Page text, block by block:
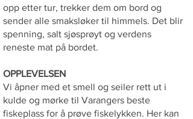
opp etter tur, trekker dem om bord og
sender alle smaksløker til himmels. Det blir
spenning, salt sjøsprøyt og verdens
reneste mat på bordet.
OPPLEVELSEN
Vi åpner med et smell og seiler rett ut i
kulde og mørke til Varangers beste
fiskeplass for å prøve fiskelykken. Her kan